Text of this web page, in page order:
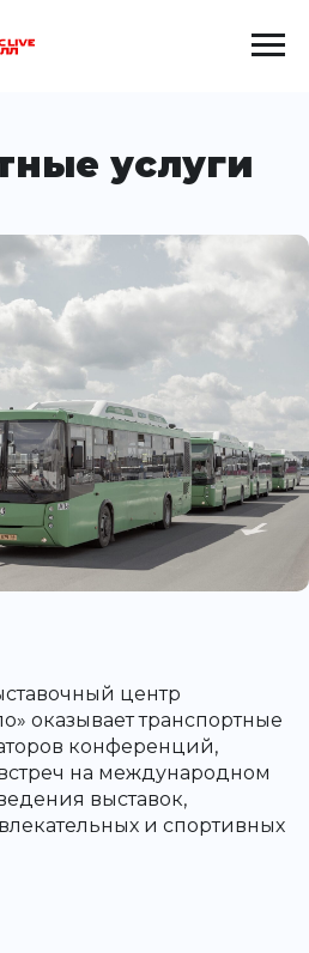
услуги
центр
оказывает транспортные
конференций,
на международном
выставок,
и спортивных